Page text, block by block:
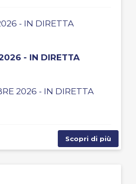
- IN DIRETTA
- IN DIRETTA
2026 - IN DIRETTA
Scopri di più